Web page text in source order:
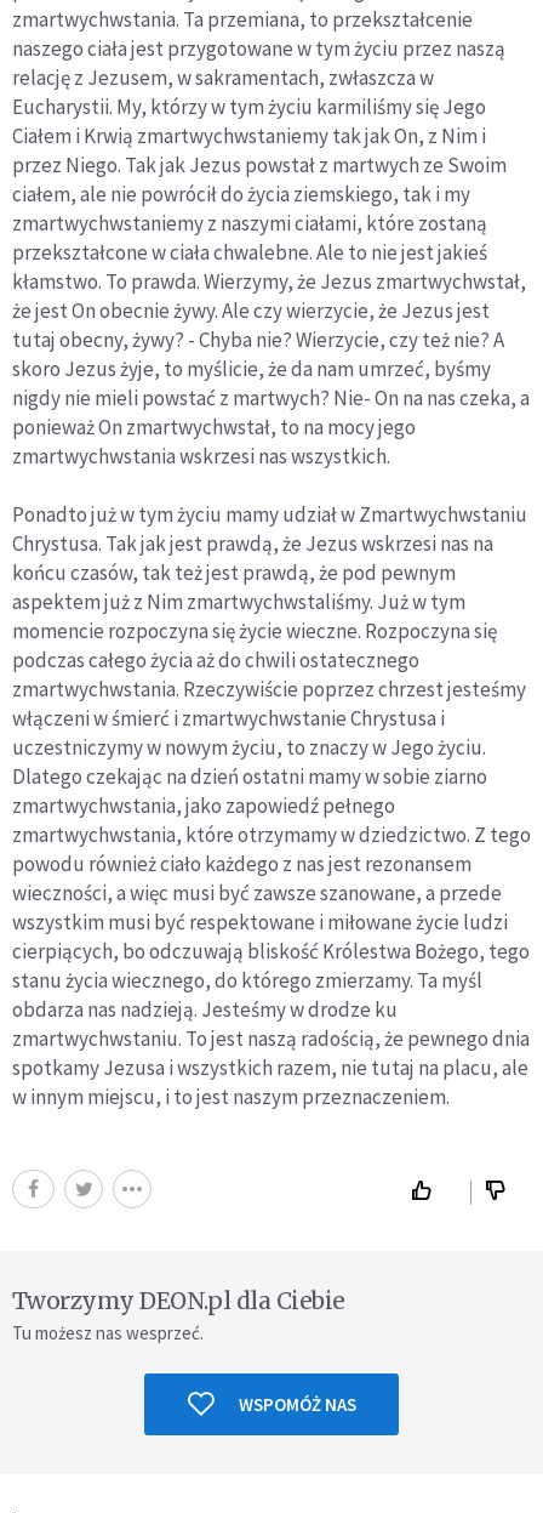
zmartwychwstania. Ta przemiana, to przekształcenie
naszego ciała jest przygotowane w tym życiu przez naszą
relację z Jezusem, w sakramentach, zwłaszcza w
Eucharystii. My, którzy w tym życiu karmiliśmy się Jego
Ciałem i Krwią zmartwychwstaniemy tak jak On, z Nim i
przez Niego. Tak jak Jezus powstał z martwych ze Swoim
ciałem, ale nie powrócił do życia ziemskiego, tak i my
zmartwychwstaniemy z naszymi ciałami, które zostaną
przekształcone w ciała chwalebne. Ale to nie jest jakieś
kłamstwo. To prawda. Wierzymy, że Jezus zmartwychwstał,
że jest On obecnie żywy. Ale czy wierzycie, że Jezus jest
tutaj obecny, żywy? - Chyba nie? Wierzycie, czy też nie? A
skoro Jezus żyje, to myślicie, że da nam umrzeć, byśmy
nigdy nie mieli powstać z martwych? Nie- On na nas czeka, a
ponieważ On zmartwychwstał, to na mocy jego
zmartwychwstania wskrzesi nas wszystkich.
Ponadto już w tym życiu mamy udział w Zmartwychwstaniu
Chrystusa. Tak jak jest prawdą, że Jezus wskrzesi nas na
końcu czasów, tak też jest prawdą, że pod pewnym
aspektem już z Nim zmartwychwstaliśmy. Już w tym
momencie rozpoczyna się życie wieczne. Rozpoczyna się
podczas całego życia aż do chwili ostatecznego
zmartwychwstania. Rzeczywiście poprzez chrzest jesteśmy
włączeni w śmierć i zmartwychwstanie Chrystusa i
uczestniczymy w nowym życiu, to znaczy w Jego życiu.
Dlatego czekając na dzień ostatni mamy w sobie ziarno
zmartwychwstania, jako zapowiedź pełnego
zmartwychwstania, które otrzymamy w dziedzictwo. Z tego
powodu również ciało każdego z nas jest rezonansem
wieczności, a więc musi być zawsze szanowane, a przede
wszystkim musi być respektowane i miłowane życie ludzi
cierpiących, bo odczuwają bliskość Królestwa Bożego, tego
stanu życia wiecznego, do którego zmierzamy. Ta myśl
obdarza nas nadzieją. Jesteśmy w drodze ku
zmartwychwstaniu. To jest naszą radością, że pewnego dnia
spotkamy Jezusa i wszystkich razem, nie tutaj na placu, ale
w innym miejscu, i to jest naszym przeznaczeniem.
Tworzymy DEON.pl dla Ciebie
Tu możesz nas wesprzeć.
WSPOMÓŻ NAS